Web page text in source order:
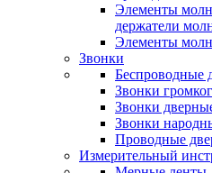
Элементы
держатели
Элементы
Звонки
Беспроводные
Звонки
Звонки
Звонки
Проводные
Измерительный